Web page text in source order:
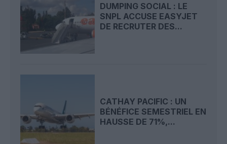
DUMPING SOCIAL : LE
SNPL ACCUSE EASYJET
DE RECRUTER DES...
CATHAY PACIFIC : UN
BÉNÉFICE SEMESTRIEL EN
HAUSSE DE 71%,...